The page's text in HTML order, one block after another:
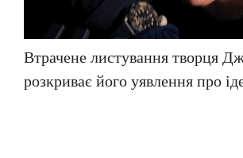
Втрачене листування творця
розкриває його уявлення про